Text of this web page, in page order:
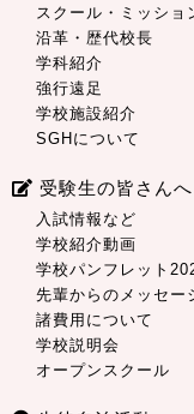
スクール・ミッショ
沿革・歴代校長
学科紹介
強行遠足
学校施設紹介
SGHについて
受験生の皆さんへ
入試情報など
学校紹介動画
学校パンフレット
先輩からのメッセー
諸費用について
学校説明会
オープンスクール